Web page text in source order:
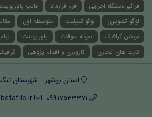
فراگیر دستگاه اجرایی
فرم قرارداد قالب
لوگو تصویری
لوگو تمپلیت متوسطه اول
موشن گرافیک
نمونه سوالات پاورپوینت
کارت های تجاری
کارورزی و اقدام پژوهی
استان بوشهر - شهرستان
09917533371